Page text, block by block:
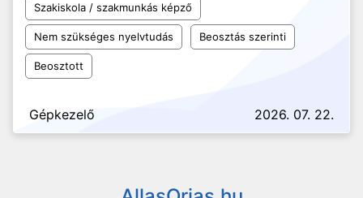
Szakiskola / szakmunkás képző
Nem szükséges nyelvtudás Beosztás szerinti
Beosztott
Gépkezelő 2026. 07. 22.